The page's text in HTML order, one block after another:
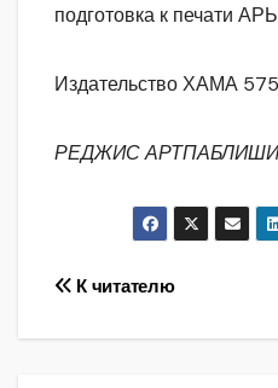
подготовка к печати
Издательство ХАМА
РЕДЖИС
Навигация
по
К читателю